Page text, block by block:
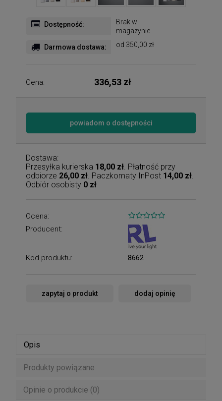
Dostępność:
Brak w
magazynie
Darmowa dostawa: od 350,00 zł
Cena: 336,53 zł
powiadom o dostępności
Dostawa:
Przesyłka kurierska 18,00 zł . Płatność przy
odbiorze 26,00 zł . Paczkomaty InPost 14,00 zł
Odbiór osobisty 0 zł
Ocena:
Producent:
Kod produktu: 8662
zapytaj o produkt dodaj opinię
Opis
Produkty powiązane
Opinie o produkcie (0)